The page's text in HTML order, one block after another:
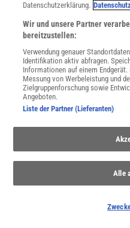
Spektrum.de-
JETZT
Newsletter
Datenschutzerklärung.
Wir und unsere Partner
bereitzustellen:
Verwendung genauer
Identifikation aktiv abfragen.
Informationen auf einem
Messung von Werbeleistung und
Zielgruppenforschung sowie
Angeboten.
Liste der Partner (Lieferanten)
Alle